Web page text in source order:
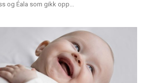
og Éala som gikk opp...